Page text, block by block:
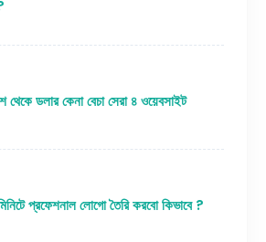
থেকে ডলার কেনা বেচা সেরা ৪ ওয়েবসাইট
প্রফেশনাল লোগো তৈরি করবো কিভাবে ?